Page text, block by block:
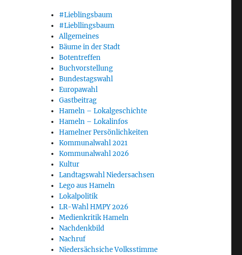
#Lieblingsbaum
#Liebllingsbaum
Allgemeines
Bäume in der Stadt
Botentreffen
Buchvorstellung
Bundestagswahl
Europawahl
Gastbeitrag
Hameln – Lokalgeschichte
Hameln – Lokalinfos
Hamelner Persönlichkeiten
Kommunalwahl 2021
Kommunalwahl 2026
Kultur
Landtagswahl Niedersachsen
Lego aus Hameln
Lokalpolitik
LR-Wahl HMPY 2026
Medienkritik Hameln
Nachdenkbild
Nachruf
Niedersächsiche Volksstimme